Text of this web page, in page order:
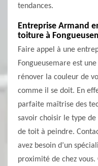
tendances.
Entreprise Armand
toiture à
Faire appel à une
Fongueusemare est
rénover la couleur de
comme il se doit. En
parfaite maîtrise des
savoir choisir le type
de toit à peindre.
avez besoin d’un
proximité de chez